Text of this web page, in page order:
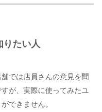
りたい人
では店員さんの意見を聞
が、実際に使ってみたユ
できません。